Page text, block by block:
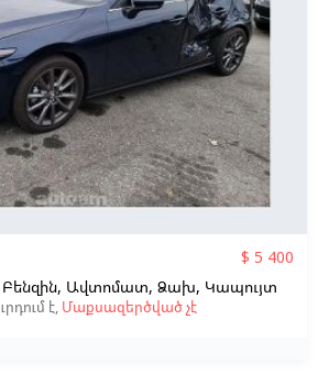
$ 5 400
Բենզին, Ավտոմատ, Ձախ, Կապույտ
է, Մաքսազերծված չէ